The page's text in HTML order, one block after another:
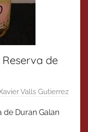
de
Valls Gutierrez
de Duran Galan